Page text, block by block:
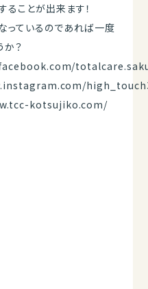
ることが出来ます！
っているのであれば一度
か？
kotsujiko.com/